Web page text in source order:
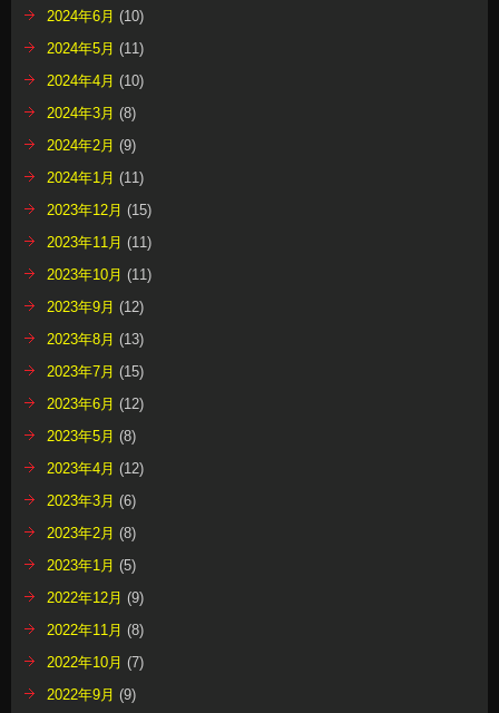
2024年6月 (10)
2024年5月 (11)
2024年4月 (10)
2024年3月 (8)
2024年2月 (9)
2024年1月 (11)
2023年12月 (15)
2023年11月 (11)
2023年10月 (11)
2023年9月 (12)
2023年8月 (13)
2023年7月 (15)
2023年6月 (12)
2023年5月 (8)
2023年4月 (12)
2023年3月 (6)
2023年2月 (8)
2023年1月 (5)
2022年12月 (9)
2022年11月 (8)
2022年10月 (7)
2022年9月 (9)